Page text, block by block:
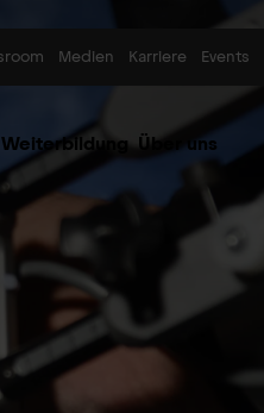
Medien Karriere Events
Über uns